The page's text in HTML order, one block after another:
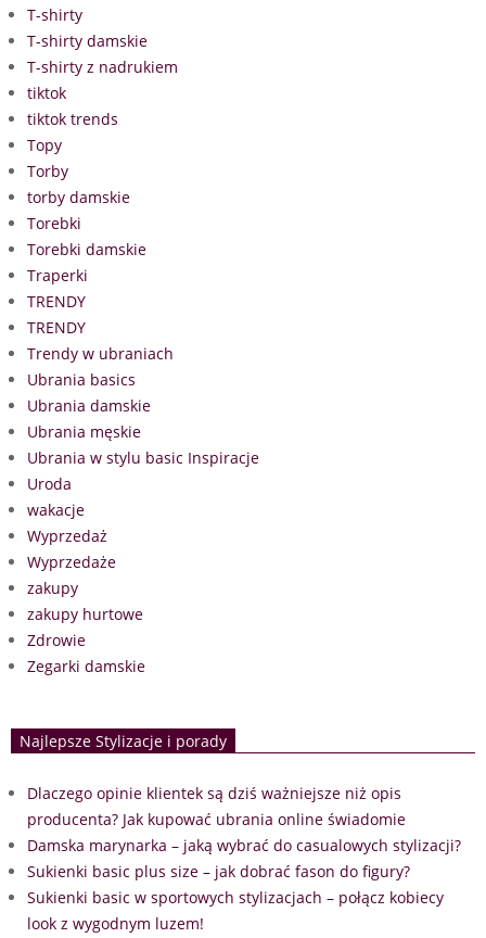
T-shirty
T-shirty damskie
T-shirty z nadrukiem
tiktok
tiktok trends
Topy
Torby
torby damskie
Torebki
Torebki damskie
Traperki
TRENDY
TRENDY
Trendy w ubraniach
Ubrania basics
Ubrania damskie
Ubrania męskie
Ubrania w stylu basic Inspiracje
Uroda
wakacje
Wyprzedaż
Wyprzedaże
zakupy
zakupy hurtowe
Zdrowie
Zegarki damskie
Najlepsze Stylizacje i porady
Dlaczego opinie klientek są dziś ważniejsze niż opis
producenta? Jak kupować ubrania online świadomie
Damska marynarka – jaką wybrać do casualowych stylizacji?
Sukienki basic plus size – jak dobrać fason do figury?
Sukienki basic w sportowych stylizacjach – połącz kobiecy
look z wygodnym luzem!